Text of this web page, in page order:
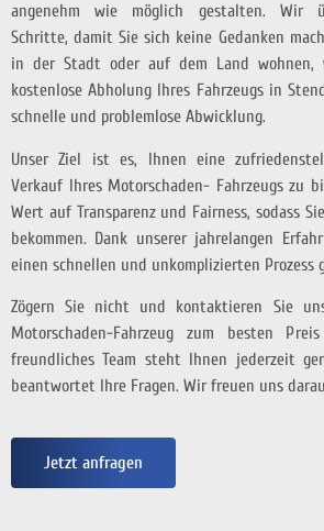
angenehm wie möglich gestalten. Wir
Schritte, damit Sie sich keine Gedanken
in der Stadt oder auf dem Land
kostenlose Abholung Ihres Fahrzeugs in
schnelle und problemlose Abwicklung.
Unser Ziel ist es, Ihnen eine
Verkauf Ihres Motorschaden- Fahrzeugs zu
Wert auf Transparenz und Fairness, sodass
bekommen. Dank unserer jahrelangen
einen schnellen und unkomplizierten Prozess
Zögern Sie nicht und kontaktieren Sie
Motorschaden-Fahrzeug zum besten
freundliches Team steht Ihnen jederzeit
beantwortet Ihre Fragen. Wir freuen uns
Jetzt anfragen